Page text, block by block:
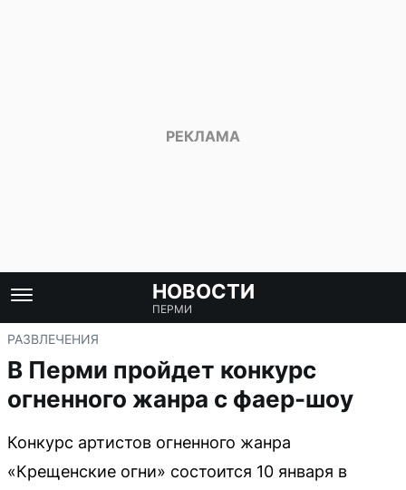
НОВОСТИ
ПЕРМИ
РАЗВЛЕЧЕНИЯ
В Перми пройдет конкурс
огненного жанра с фаер-шоу
Конкурс артистов огненного жанра
«Крещенские огни» состоится 10 января в